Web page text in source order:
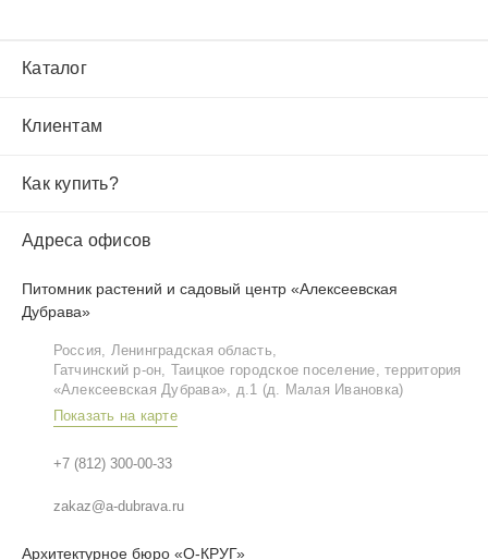
Каталог
Клиентам
Как купить?
Адреса офисов
Питомник растений и садовый центр «Алексеевская
Дубрава»
Россия, Ленинградская область,
Гатчинский р‑он, Таицкое городское поселение, территория
«Алексеевская Дубрава», д.1 (д. Малая Ивановка)
Показать на карте
+7 (812) 300-00-33
zakaz@a-dubrava.ru
Архитектурное бюро «О-КРУГ»